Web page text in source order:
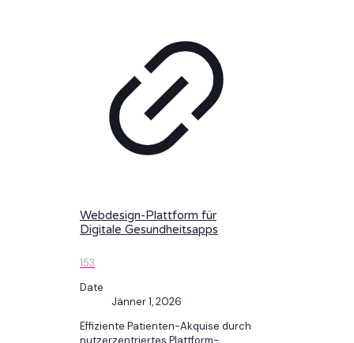
Webdesign-Plattform für
Digitale Gesundheitsapps
153
Date
Jänner 1, 2026
Effiziente Patienten-Akquise durch